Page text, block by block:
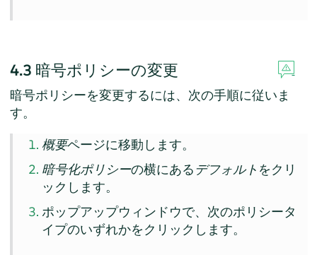
4.3 暗号ポリシーの変更
暗号ポリシーを変更するには、次の手順に従いま
す。
概要ページに移動します。
暗号化ポリシーの横にあるデフォルト をクリ
ックします。
ポップアップウィンドウで、次のポリシータ
イプのいずれかをクリックします。